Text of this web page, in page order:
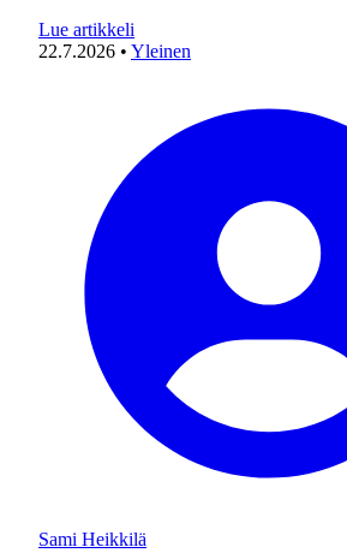
Lue artikkeli
22.7.2026 • Yleinen
Sami Heikkilä